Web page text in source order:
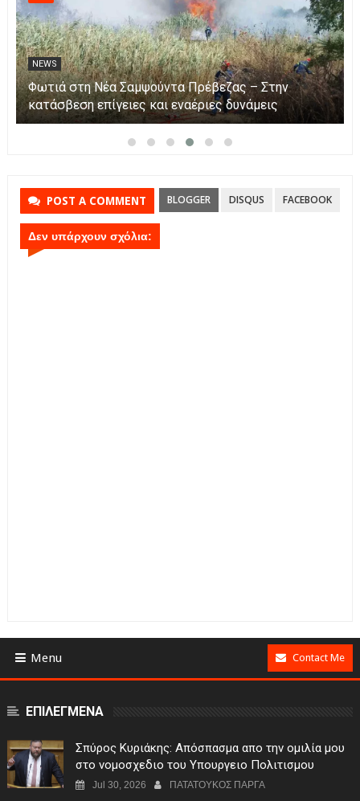
NEWS
Αυξήθηκαν τα τροχαία και οι νεκροί στην Ήπειρο
τον Ιούλιο – Πάνω από 5.500 παραβάσεις
POST A COMMENT BLOGGER DISQUS FACEBOOK
Δεν υπάρχουν σχόλια:
Menu Contact Me
ΕΠΙΛΕΓΜΕΝΑ
Σπύρος Κυριάκης: Απόσπασμα απο την ομιλία μου
στο νομοσχεδιο του Υπουργειο Πολιτισμου
Jul 30, 2026 ΠΑΤΑΤΟΥΚΟΣ ΠΑΡΓΑ